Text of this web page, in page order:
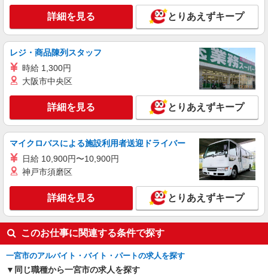
詳細を見る とりあえずキープ
レジ・商品陳列スタッフ
時給 1,300円
大阪市中央区
詳細を見る とりあえずキープ
マイクロバスによる施設利用者送迎ドライバー
日給 10,900円〜10,900円
神戸市須磨区
詳細を見る とりあえずキープ
このお仕事に関連する条件で探す
一宮市のアルバイト・バイト・パートの求人を探す
同じ職種から一宮市の求人を探す